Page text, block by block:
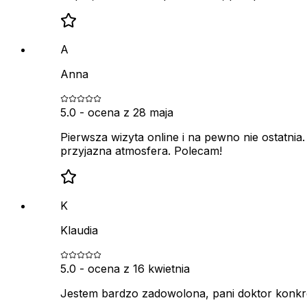
A
Anna
5.0 - ocena z 28 maja
Pierwsza wizyta online i na pewno nie
przyjazna atmosfera. Polecam!
K
Klaudia
5.0 - ocena z 16 kwietnia
Jestem bardzo zadowolona, pani doktor